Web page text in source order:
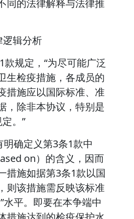
同的法律解释与法律推
逻辑分析
款规定，“为尽可能广泛
生检疫措施，各成员的
措施应以国际标准、准
，除非本协议，特别是
。”
明确定义第3条1款中
on）的含义，因而
措施如据第3条1款以国
则该措施需反映该标准
水平。即要在本争端中